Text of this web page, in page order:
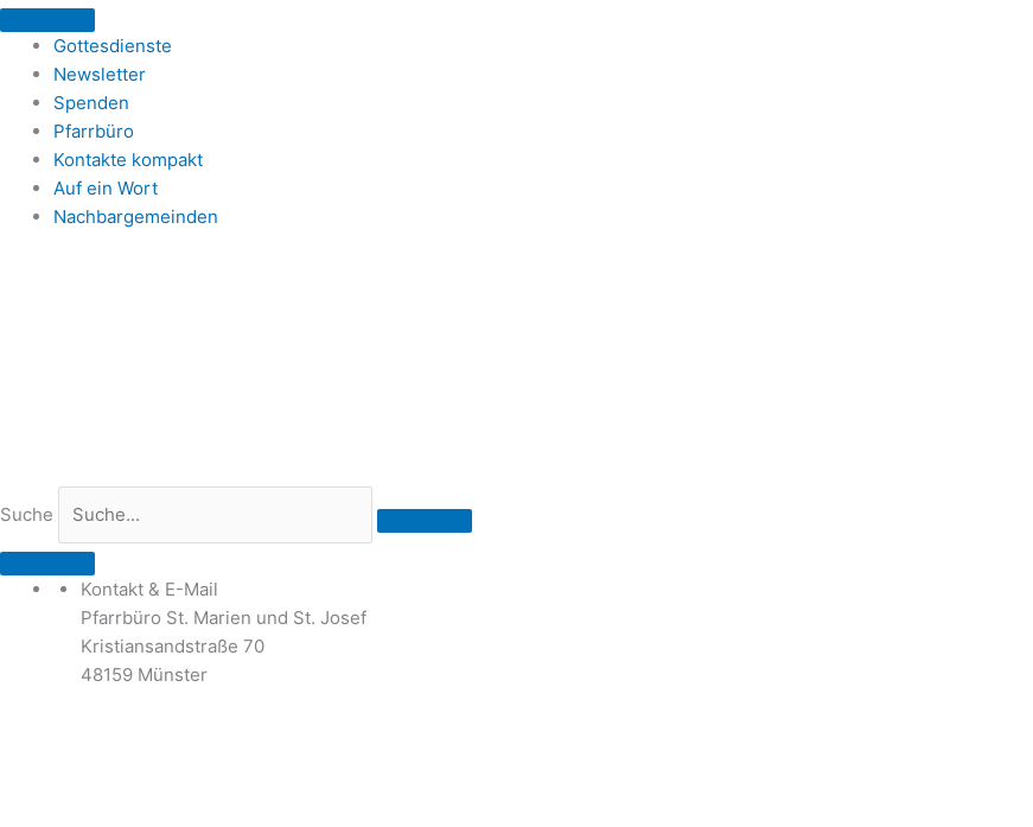
Zum
Inhalt
springen
Gottesdienste
Newsletter
Spenden
Pfarrbüro
Kontakte kompakt
Auf ein Wort
Nachbargemeinden
Suche
Kontakt & E-Mail
Pfarrbüro St. Marien und St. Josef
Kristiansandstraße 70
48159 Münster